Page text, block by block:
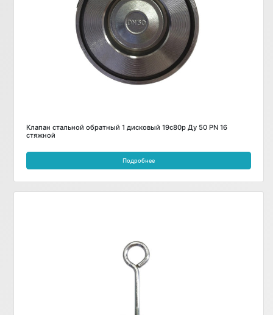
Клапан стальной обратный 1 дисковый 19с80р Ду 50 PN 16
стяжной
Подробнее